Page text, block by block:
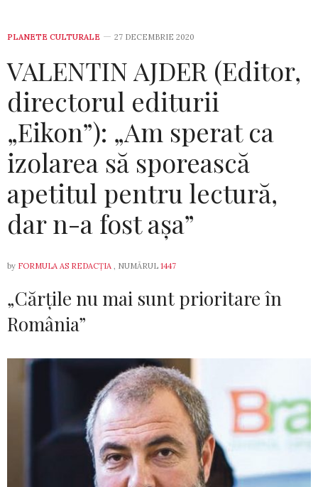
PLANETE CULTURALE 27 DECEMBRIE 2020
VALENTIN AJDER (Editor,
directorul editurii
„Eikon”): „Am sperat ca
izolarea să sporească
apetitul pentru lectură,
dar n-a fost așa”
by FORMULA AS REDACȚIA , NUMĂRUL 1447
„Cărțile nu mai sunt prioritare în
România”